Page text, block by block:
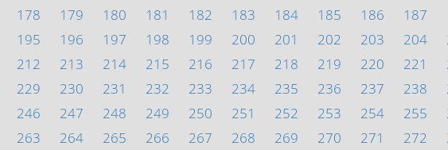
178 179 180 181 182 183 184 185 186 187
195 196 197 198 199 200 201 202 203 204
212 213 214 215 216 217 218 219 220 221
229 230 231 232 233 234 235 236 237 238
246 247 248 249 250 251 252 253 254 255
263 264 265 266 267 268 269 270 271 272